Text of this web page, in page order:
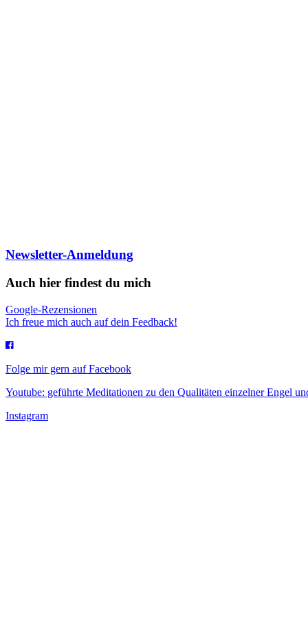
Newsletter-Anmeldung
Auch hier findest du mich
Google-Rezensionen
Ich freue mich auch auf dein Feedback!
Folge mir gern auf Facebook
Youtube: geführte Meditationen zu den Qualitäten einzelner Engel
Instagram